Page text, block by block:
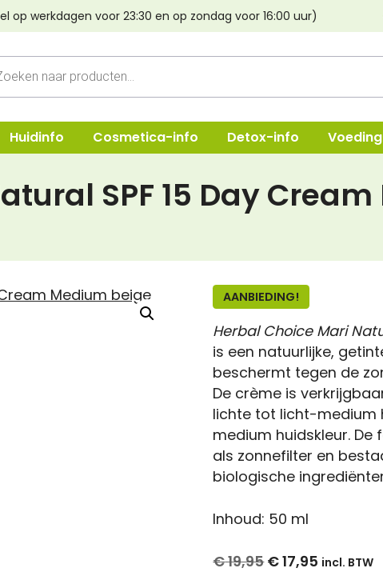
op werkdagen voor 23:30 en op zondag voor 16:00 uur)
Shampoo
Lava aarde
Haarverf Light Mountain
Haarverf Ayluna & Logona
Voor- & nabehandeling
Oogmake-up
Foundation
Concealer
Accessoires
Kindermake-up
Workshop
Huidinfo Cosmetica-info Detox-info
SPF 15 Day
AANBIEDING!
Herbal Choice Mari
is een natuurlijke,
beschermt tegen de
De crème is
lichte tot licht-medium
medium huidskleur.
als zonnefilter en
biologische
Inhoud: 50 ml
€19,95Oorspronkelijke
€17,95
was:
€ 19,95.
is:
€ 17,95.
Mari
Natural
Medium
Beige